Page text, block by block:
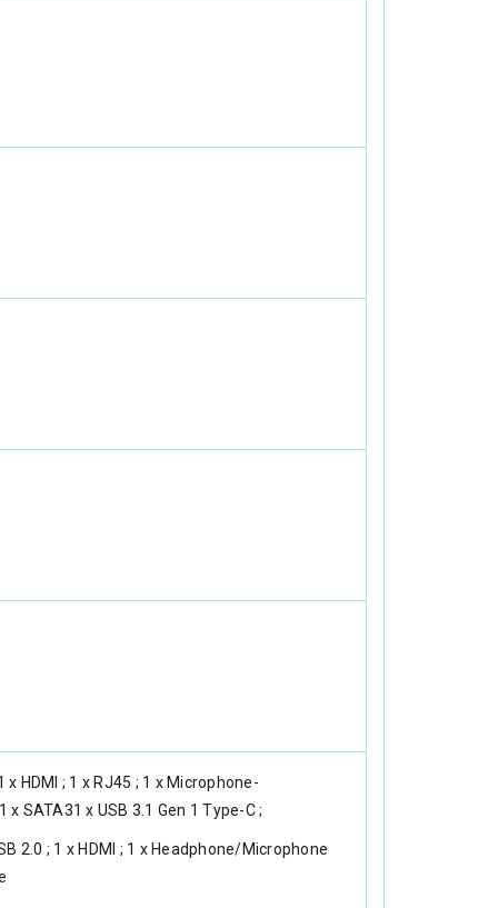
x HDMI ; 1 x RJ45 ; 1 x Microphone-
SATA31 x USB 3.1 Gen 1 Type-C ;
2.0 ; 1 x HDMI ; 1 x Headphone/Microphone